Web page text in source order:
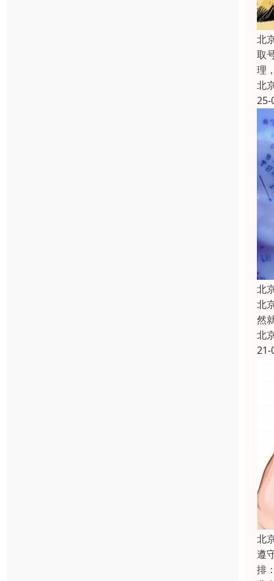
北
取
理
北
25-
北
北
然
北
21-
北
遵
排